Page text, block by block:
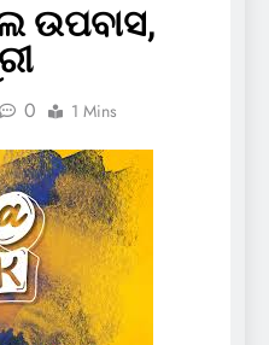
ଉପବାସ,
0 1 Mins